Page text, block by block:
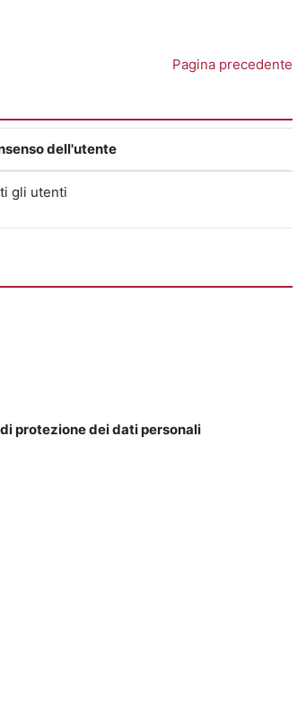
Pagina precedente
dell'utente
gli utenti
protezione dei dati personali